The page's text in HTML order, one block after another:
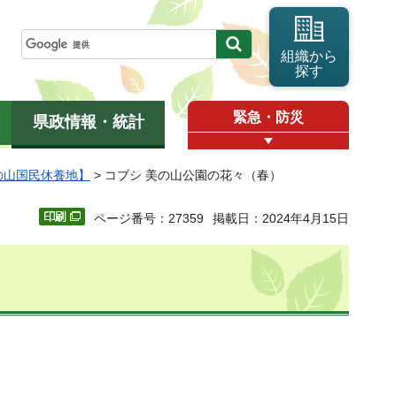
組織から
探す
県政情報・統計 緊急・防災
国民休養地】 > コブシ 美の山公園の花々（春）
ページ番号：27359 掲載日：2024年4月15日